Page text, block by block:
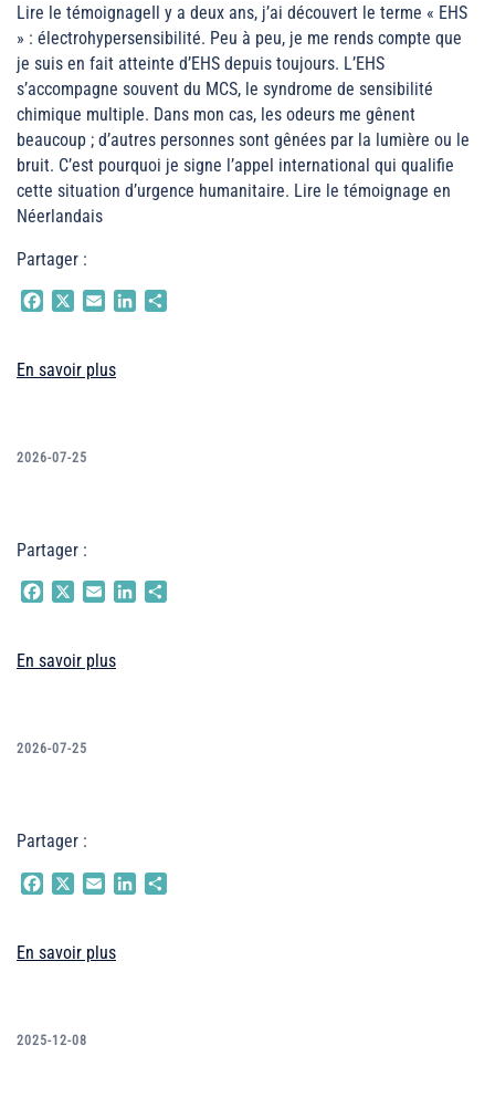
Lire le témoignageIl y a deux ans, j’ai découvert le terme « EHS
» : électrohypersensibilité. Peu à peu, je me rends compte que
je suis en fait atteinte d’EHS depuis toujours. L’EHS
s’accompagne souvent du MCS, le syndrome de sensibilité
chimique multiple. Dans mon cas, les odeurs me gênent
beaucoup ; d’autres personnes sont gênées par la lumière ou le
bruit. C’est pourquoi je signe l’appel international qui qualifie
cette situation d’urgence humanitaire. Lire le témoignage en
Néerlandais
Partager :
Facebook
Email LinkedIn
En savoir plus
2026-07-25
Partager :
Facebook
Email LinkedIn
En savoir plus
2026-07-25
Partager :
Facebook
Email LinkedIn
En savoir plus
2025-12-08